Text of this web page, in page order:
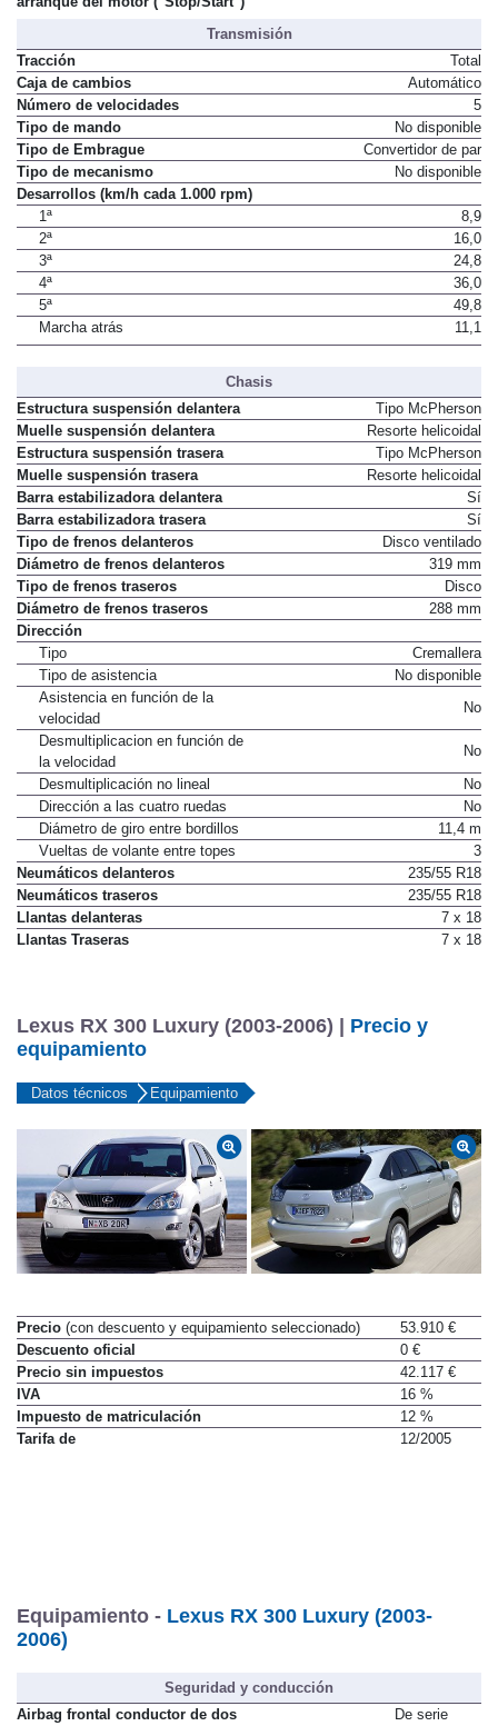
Transmisión
Tracción
Total
Caja de cambios
Automático
Número de velocidades
5
Tipo de mando
No disponible
Tipo de Embrague
Convertidor de par
Tipo de mecanismo
No disponible
Desarrollos (km/h cada 1.000 rpm)
1ª
8,9
2ª
16,0
3ª
24,8
4ª
36,0
5ª
49,8
Marcha atrás
11,1
Chasis
Estructura suspensión delantera
Tipo McPherson
Muelle suspensión delantera
Resorte helicoidal
Estructura suspensión trasera
Tipo McPherson
Muelle suspensión trasera
Resorte helicoidal
Barra estabilizadora delantera
Sí
Barra estabilizadora trasera
Sí
Tipo de frenos delanteros
Disco ventilado
Diámetro de frenos delanteros
319 mm
Tipo de frenos traseros
Disco
Diámetro de frenos traseros
288 mm
Dirección
Tipo
Cremallera
Tipo de asistencia
No disponible
Asistencia en función de la
velocidad
No
Desmultiplicacion en función de
la velocidad
No
Desmultiplicación no lineal
No
Dirección a las cuatro ruedas
No
Diámetro de giro entre bordillos
11,4 m
Vueltas de volante entre topes
3
Neumáticos delanteros
235/55 R18
Neumáticos traseros
235/55 R18
Llantas delanteras
7 x 18
Llantas Traseras
7 x 18
Lexus RX 300 Luxury (2003-2006) | Precio y
equipamiento
Datos técnicos Equipamiento
Precio (con descuento y equipamiento seleccionado)
53.910 €
Descuento oficial
0 €
Precio sin impuestos
42.117 €
IVA
16 %
Impuesto de matriculación
12 %
Tarifa de
12/2005
Equipamiento - Lexus RX 300 Luxury (2003-
2006)
Seguridad y conducción
Airbag frontal conductor de dos
De serie